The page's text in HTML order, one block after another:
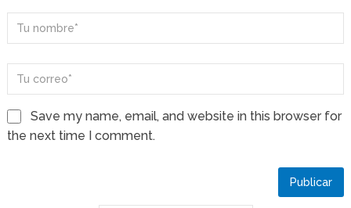
Save my name, email, and website in this browser for
the next time I comment.